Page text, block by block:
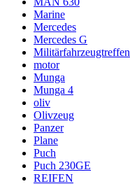
Marine
Mercedes
Mercedes G
Militärfahrzeugtreffen
motor
Munga
Munga 4
oliv
Olivzeug
Panzer
Plane
Puch
Puch 230GE
REIFEN